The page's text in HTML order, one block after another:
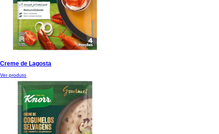
Creme de Lagosta
Ver produto